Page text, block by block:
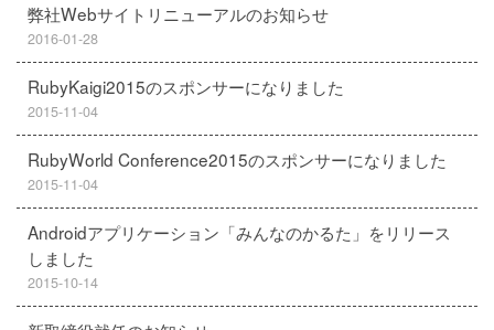
弊社Webサイトリニューアルのお知らせ
2016-01-28
RubyKaigi2015のスポンサーになりました
2015-11-04
RubyWorld Conference2015のスポンサーになりました
2015-11-04
Androidアプリケーション「みんなのかるた」をリリース
しました
2015-10-14